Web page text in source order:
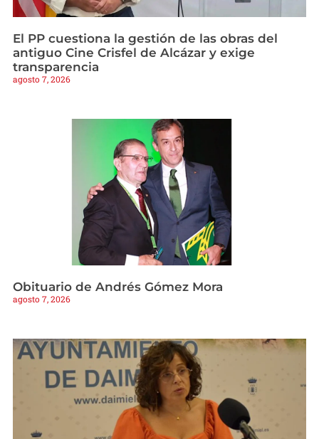
El PP cuestiona la gestión de las obras del
antiguo Cine Crisfel de Alcázar y exige
transparencia
agosto 7, 2026
Obituario de Andrés Gómez Mora
agosto 7, 2026